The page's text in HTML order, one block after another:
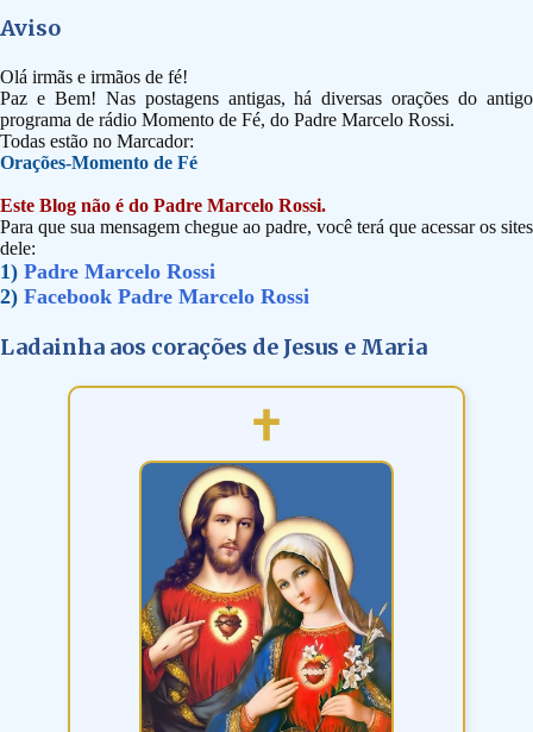
Aviso
Olá irmãs e irmãos de fé!
Paz e Bem! Nas postagens antigas, há diversas orações do antigo
programa de rádio Momento de Fé, do Padre Marcelo Rossi.
Todas estão no Marcador:
Orações-Momento de Fé
Este Blog não é do Padre Marcelo Rossi.
Para que sua mensagem chegue ao padre, você terá que acessar os sites
dele:
1) Padre Marcelo Rossi
2) Facebook Padre Marcelo Rossi
Ladainha aos corações de Jesus e Maria